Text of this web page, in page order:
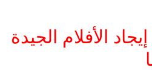
الأفلام الجيدة